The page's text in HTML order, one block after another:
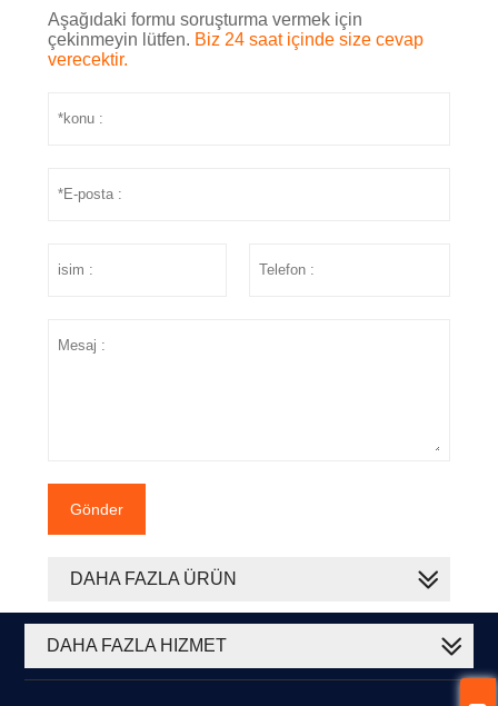
Aşağıdaki formu soruşturma vermek için
çekinmeyin lütfen. Biz 24 saat içinde size cevap
verecektir.
Gönder
DAHA FAZLA ÜRÜN
DAHA FAZLA HIZMET